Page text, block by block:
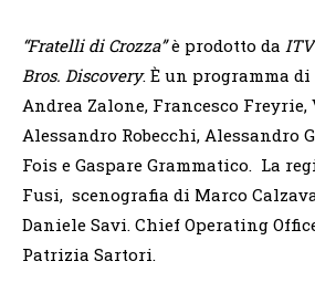
“Fratelli di Crozza”è prodotto da
Bros. Discovery. È un programma
Andrea Zalone, Francesco
Alessandro Robecchi, Alessandro
Fois e Gaspare Grammatico. La
Fusi, scenografia di Marco
Daniele Savi. Chief Operating
Patrizia Sartori.